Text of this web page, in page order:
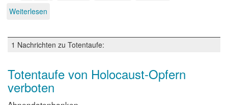
Weiterlesen
Heiligtum
1 Nachrichten zu Totentaufe:
Totentaufe von Holocaust-Opfern
verboten